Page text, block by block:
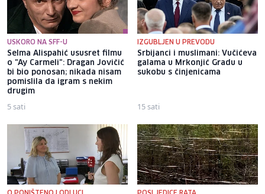
USKORO NA SFF-U
Selma Alispahić ususret filmu
o "Ay Carmeli": Dragan Jovičić
bi bio ponosan; nikada nisam
pomislila da igram s nekim
drugim
5 sati
IZGUBLJEN U PREVODU
Srbijanci i muslimani: Vučićeva
galama u Mrkonjić Gradu u
sukobu s činjenicama
15 sati